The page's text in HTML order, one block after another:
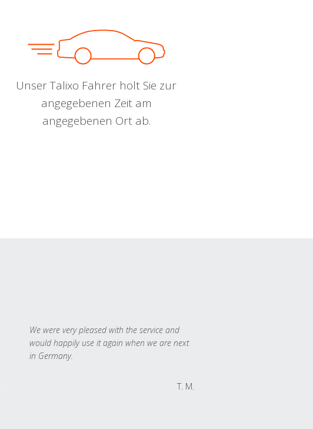
Unser Talixo Fahrer holt Sie zur
angegebenen Zeit am
angegebenen Ort ab.
We were very pleased with the service and
would happily use it again when we are next
in Germany.
T. M.